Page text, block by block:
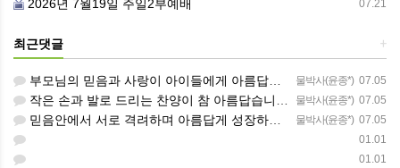
07.21
2026년 7월19일 주일2부예배
+
최근댓글
물박사(윤종*) 07.05
부모님의 믿음과 사랑이 아이들에게 아름답게 이어지길 축복합니다
물박사(윤종*) 07.05
작은 손과 발로 드리는 찬양이 참 아름답습니다 하나님의 사랑이 늘 함께하길 기도합니다
물박사(윤종*) 07.05
믿음안에서 서로 격려하며 아름답게 성장하는 중고등부가 되길 응원합니다
01.01
01.01